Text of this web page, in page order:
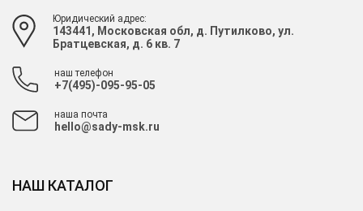
Юридический адрес:
143441, Московская обл, д. Путилково, ул.
Братцевская, д. 6 кв. 7
наш телефон
+7(495)-095-95-05
наша почта
hello@sady-msk.ru
НАШ КАТАЛОГ